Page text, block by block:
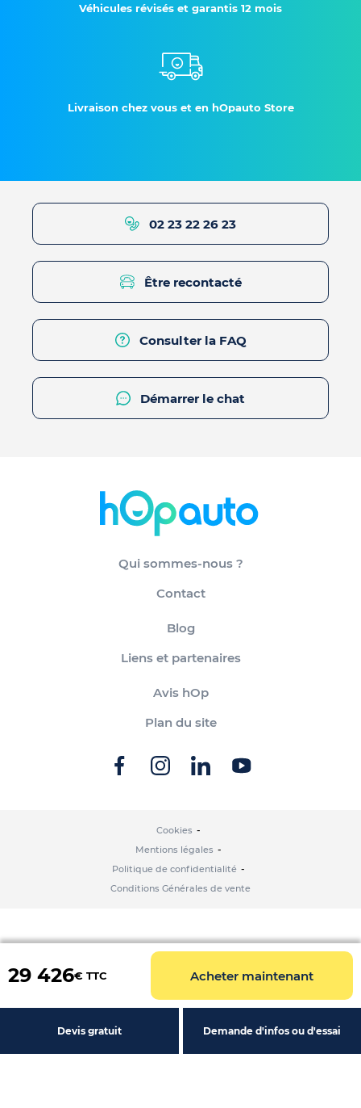
29 426€ TTC Acheter maintenant
Devis gratuit Demande d'infos ou d'essai
Véhicules révisés et garantis 12 mois
Livraison chez vous et en hOpauto Store
02 23 22 26 23
Être recontacté
Consulter la FAQ
Démarrer le chat
Qui sommes-nous ?
Contact
Blog
Liens et partenaires
Avis hOp
Plan du site
Cookies
Mentions légales
Politique de confidentialité
Conditions Générales de vente